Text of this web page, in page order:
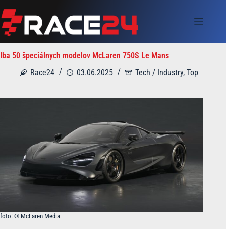
to
content
Iba 50 špeciálnych modelov McLaren 750S Le Mans
Race24
03.06.2025 Tech / Industry, Top
foto: © McLaren Media